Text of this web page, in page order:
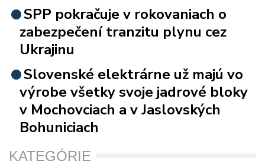
SPP pokračuje v rokovaniach o
zabezpečení tranzitu plynu cez
Ukrajinu
Slovenské elektrárne už majú vo
výrobe všetky svoje jadrové bloky
v Mochovciach a v Jaslovských
Bohuniciach
KATEGÓRIE